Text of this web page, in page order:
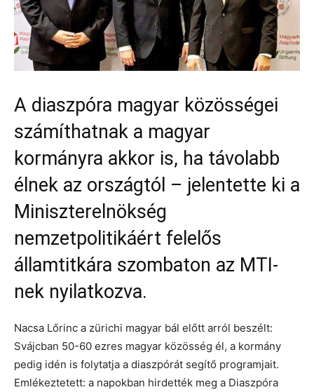
A diaszpóra magyar közösségei
számíthatnak a magyar
kormányra akkor is, ha távolabb
élnek az országtól – jelentette ki a
Miniszterelnökség
nemzetpolitikáért felelős
államtitkára szombaton az MTI-
nek nyilatkozva.
Nacsa Lőrinc a zürichi magyar bál előtt arról beszélt:
Svájcban 50-60 ezres magyar közösség él, a kormány
pedig idén is folytatja a diaszpórát segítő programjait.
Emlékeztetett: a napokban hirdették meg a Diaszpóra